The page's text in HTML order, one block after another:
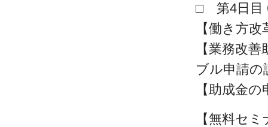
□ 第4日目
【働き方
【業務改
ブル申請の
【助成金
【無料セ